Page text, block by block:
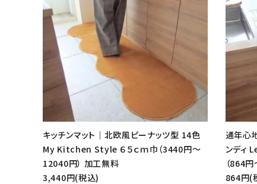
キッチンマット｜北欧風ピーナッツ型 14色
My Kitchen Style ６５ｃｍ巾（3440円～
12040円） 加工無料
3,440円(税込)
通年心
ンディ
（864
864円(